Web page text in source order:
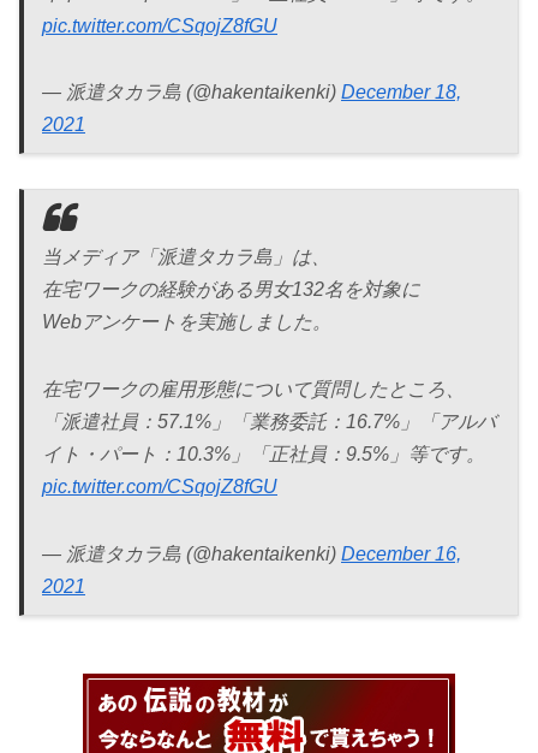
pic.twitter.com/CSqojZ8fGU
— 派遣タカラ島 (@hakentaikenki) December 18,
2021
当メディア「派遣タカラ島」は、
在宅ワークの経験がある男女132名を対象に
Webアンケートを実施しました。
在宅ワークの雇用形態について質問したところ、
「派遣社員：57.1%」「業務委託：16.7%」「アルバ
イト・パート：10.3%」「正社員：9.5%」等です。
pic.twitter.com/CSqojZ8fGU
— 派遣タカラ島 (@hakentaikenki) December 16,
2021